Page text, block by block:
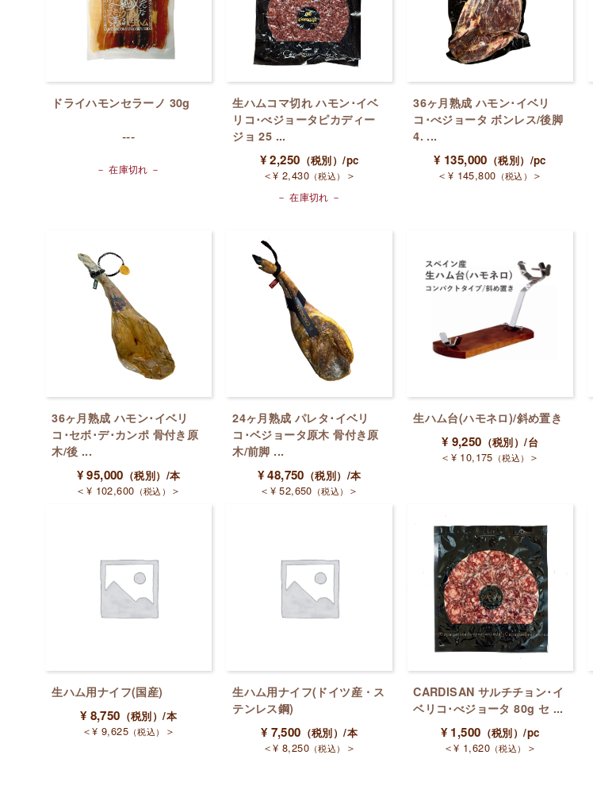
ドライハモンセラーノ 30g
---
－ 在庫切れ －
生ハムコマ切れ ハモン･イベ
リコ･べジョータピカディー
ジョ 25 ...
¥2,250 （税別）/pc
＜¥ 2,430 （税込） ＞
－ 在庫切れ －
36ヶ月熟成 ハモン･イベリ
コ･べジョータ ボンレス/後脚
4. ...
¥135,000 （税別） /pc
＜ ¥ 145,800 （税込） ＞
36ヶ月熟成 ハモン･イベリ
コ･セボ･デ･カンポ 骨付き原
木/後 ...
¥95,000 （税別） /本
＜ ¥ 102,600 （税込） ＞
24ヶ月熟成 パレタ･イベリ
コ･ベジョータ原木 骨付き原
木/前脚 ...
¥48,750 （税別） /本
＜ ¥52,650 （税込） ＞
生ハム台(ハモネロ)/斜め置き
¥9,250 （税別）/台
＜ ¥10,175 （税込） ＞
生ハム用ナイフ(国産)
¥8,750 （税別）/本
＜¥ 9,625 （税込） ＞
生ハム用ナイフ(ドイツ産・ス
テンレス鋼)
¥7,500 （税別）/本
＜¥ 8,250 （税込） ＞
CARDISAN サルチチョン･イ
ベリコ･べジョータ 80g セ ...
¥1,500 （税別）/pc
＜¥ 1,620 （税込） ＞